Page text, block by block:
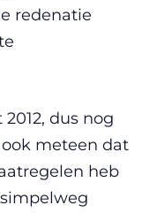
redenatie
dus nog
meteen dat
heb